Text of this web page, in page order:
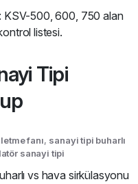
KSV-500, 600, 750 alan
listesi.
Tipi
fanı, sanayi tipi buharlı
sanayi tipi
vs hava sirkülasyonu